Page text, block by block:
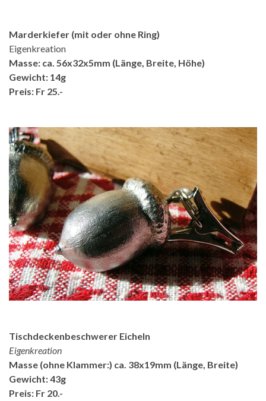
Marderkiefer (mit oder ohne Ring)
Eigenkreation
Masse: ca. 56x32x5mm (Länge, Breite, Höhe)
Gewicht: 14g
Preis: Fr 25.-
Tischdeckenbeschwerer Eicheln
Eigenkreation
Masse (ohne Klammer:) ca. 38x19mm (Länge, Breite)
Gewicht: 43g
Preis: Fr 20.-